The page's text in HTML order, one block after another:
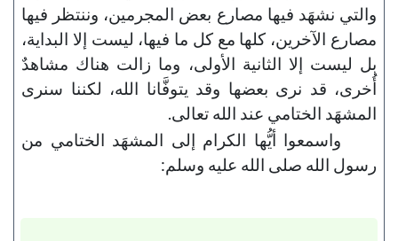
والتي نشهَد فيها مصارع بعض المجرمين، وننتظر فيها
مصارع الآخرين، كلها مع كل ما فيها، ليست إلا البداية،
بل ليست إلا الثانية الأولى، وما زالت هناك مشاهدٌ
أُخرى، قد نرى بعضها وقد يتوفَّانا الله، لكننا سنرى
المشهَد الختامي عند الله تعالى.
واسمعوا أيُّها الكرام إلى المشهَد الختامي من
رسول الله صلى الله عليه وسلم: